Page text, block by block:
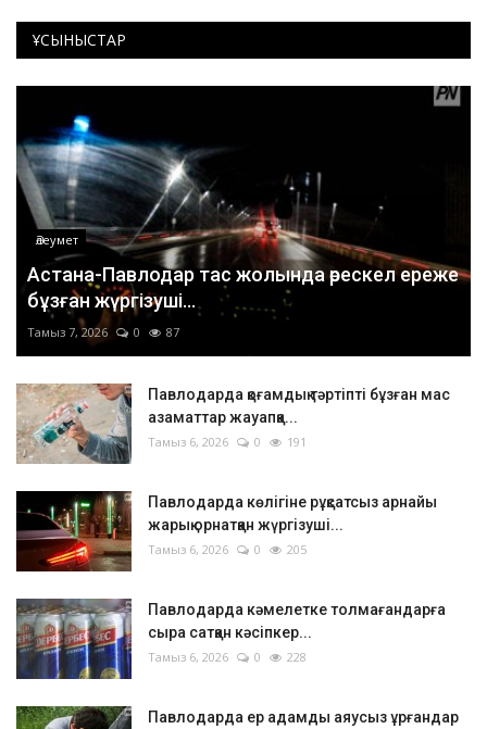
ҰСЫНЫСТАР
Әлеумет
Астана-Павлодар тас жолында өрескел ереже
бұзған жүргізуші...
Тамыз 7, 2026 0 87
Павлодарда қоғамдық тәртіпті бұзған мас
азаматтар жауапқа...
Тамыз 6, 2026 0 191
Павлодарда көлігіне рұқсатсыз арнайы
жарық орнатқан жүргізуші...
Тамыз 6, 2026 0 205
Павлодарда кәмелетке толмағандарға
сыра сатқан кәсіпкер...
Тамыз 6, 2026 0 228
Павлодарда ер адамды аяусыз ұрғандар